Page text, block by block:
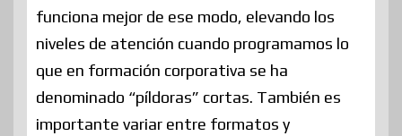
funciona mejor de ese modo, elevando los
niveles de atención cuando programamos lo
que en formación corporativa se ha
denominado “píldoras” cortas. También es
importante variar entre formatos y